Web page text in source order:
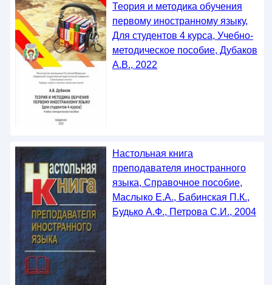
Теория и методика обучения
первому иностранному языку,
Для студентов 4 курса, Учебно-
методическое пособие, Дубаков
А.В., 2022
Настольная книга
преподавателя иностранного
языка, Справочное пособие,
Маслыко Е.А., Бабинская П.К.,
Будько А.Ф., Петрова С.И., 2004